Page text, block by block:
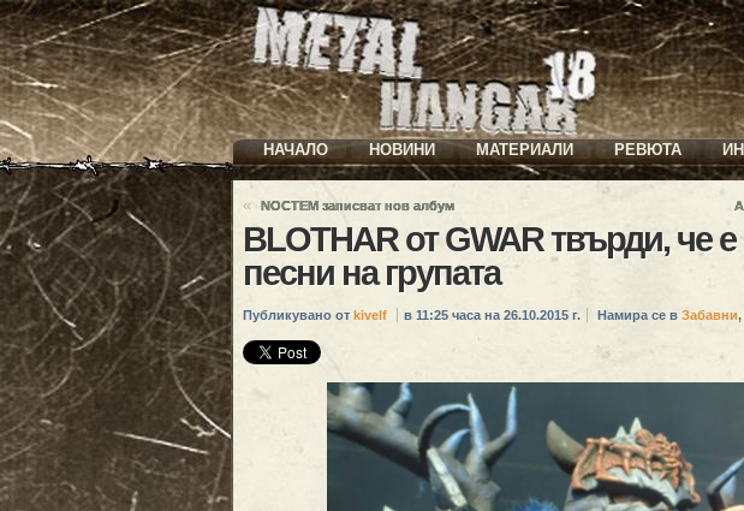
НАЧАЛО НОВИНИ МАТЕРИАЛИ РЕВЮТА
« NOCTEM записват нов албум
BLOTHAR от GWAR твърди, че
песни на групата
Публикувано от kivelf в 11:25 часа на 26.10.2015 г. Намира се в Забавни,